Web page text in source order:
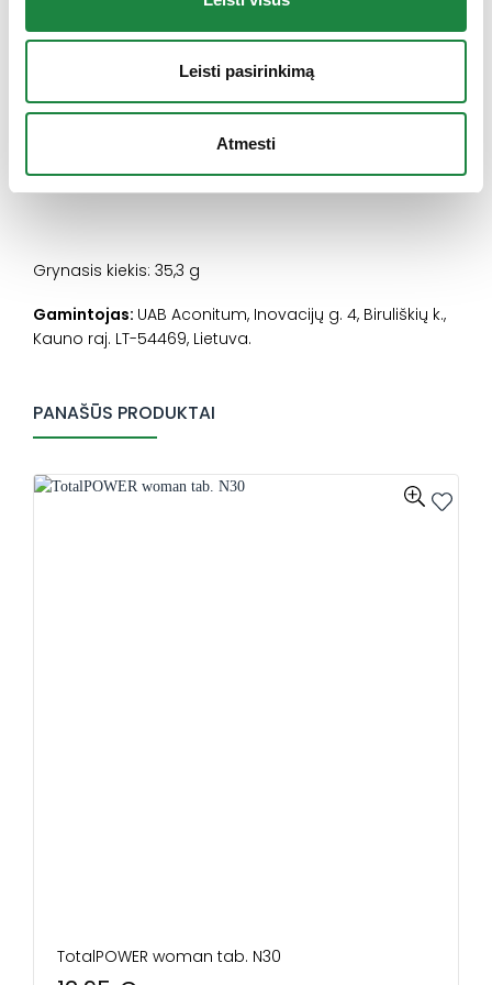
Leisti pasirinkimą
Atmesti
Nėra maisto pakaitalas. Svarbu įvairi ir subalansuota
mityba bei sveikas gyvenimo būdas. Neviršyti
nustatytos rekomenduojamos dozės. Laikyti ne
aukštesnėje kaip 25 °C temperatūroje, vaikams
nepasiekiamoje vietoje. Dėl laikymo sąlygų maisto
įtakos produkto kokybei.
Grynasis kiekis: 35,3 g
Gamintojas: UAB Aconitum, Inovacijų g. 4, Biruliškių k.,
Kauno raj. LT-54469, Lietuva.
PANAŠŪS PRODUKTAI
TotalPOWER woman tab. N30